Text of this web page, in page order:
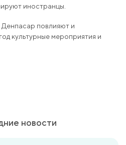
иностранцы.
Денпасар повлияют и
культурные мероприятия и
новости